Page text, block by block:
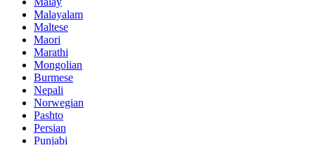
Malayalam
Maltese
Maori
Marathi
Mongolian
Burmese
Nepali
Norwegian
Pashto
Persian
Punjabi